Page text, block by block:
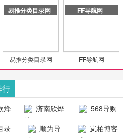
易推分类目录网
易推分类目录网
FF导航网
FF导航网
行
烨
济南欣烨
科技有限公
568导购
网
录
顺为导
岚柏博客